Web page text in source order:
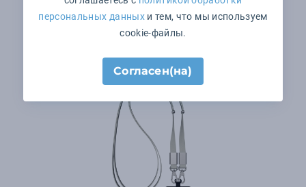
персональных данныхи тем, что мы используем
cookie-файлы.
Согласен(на)